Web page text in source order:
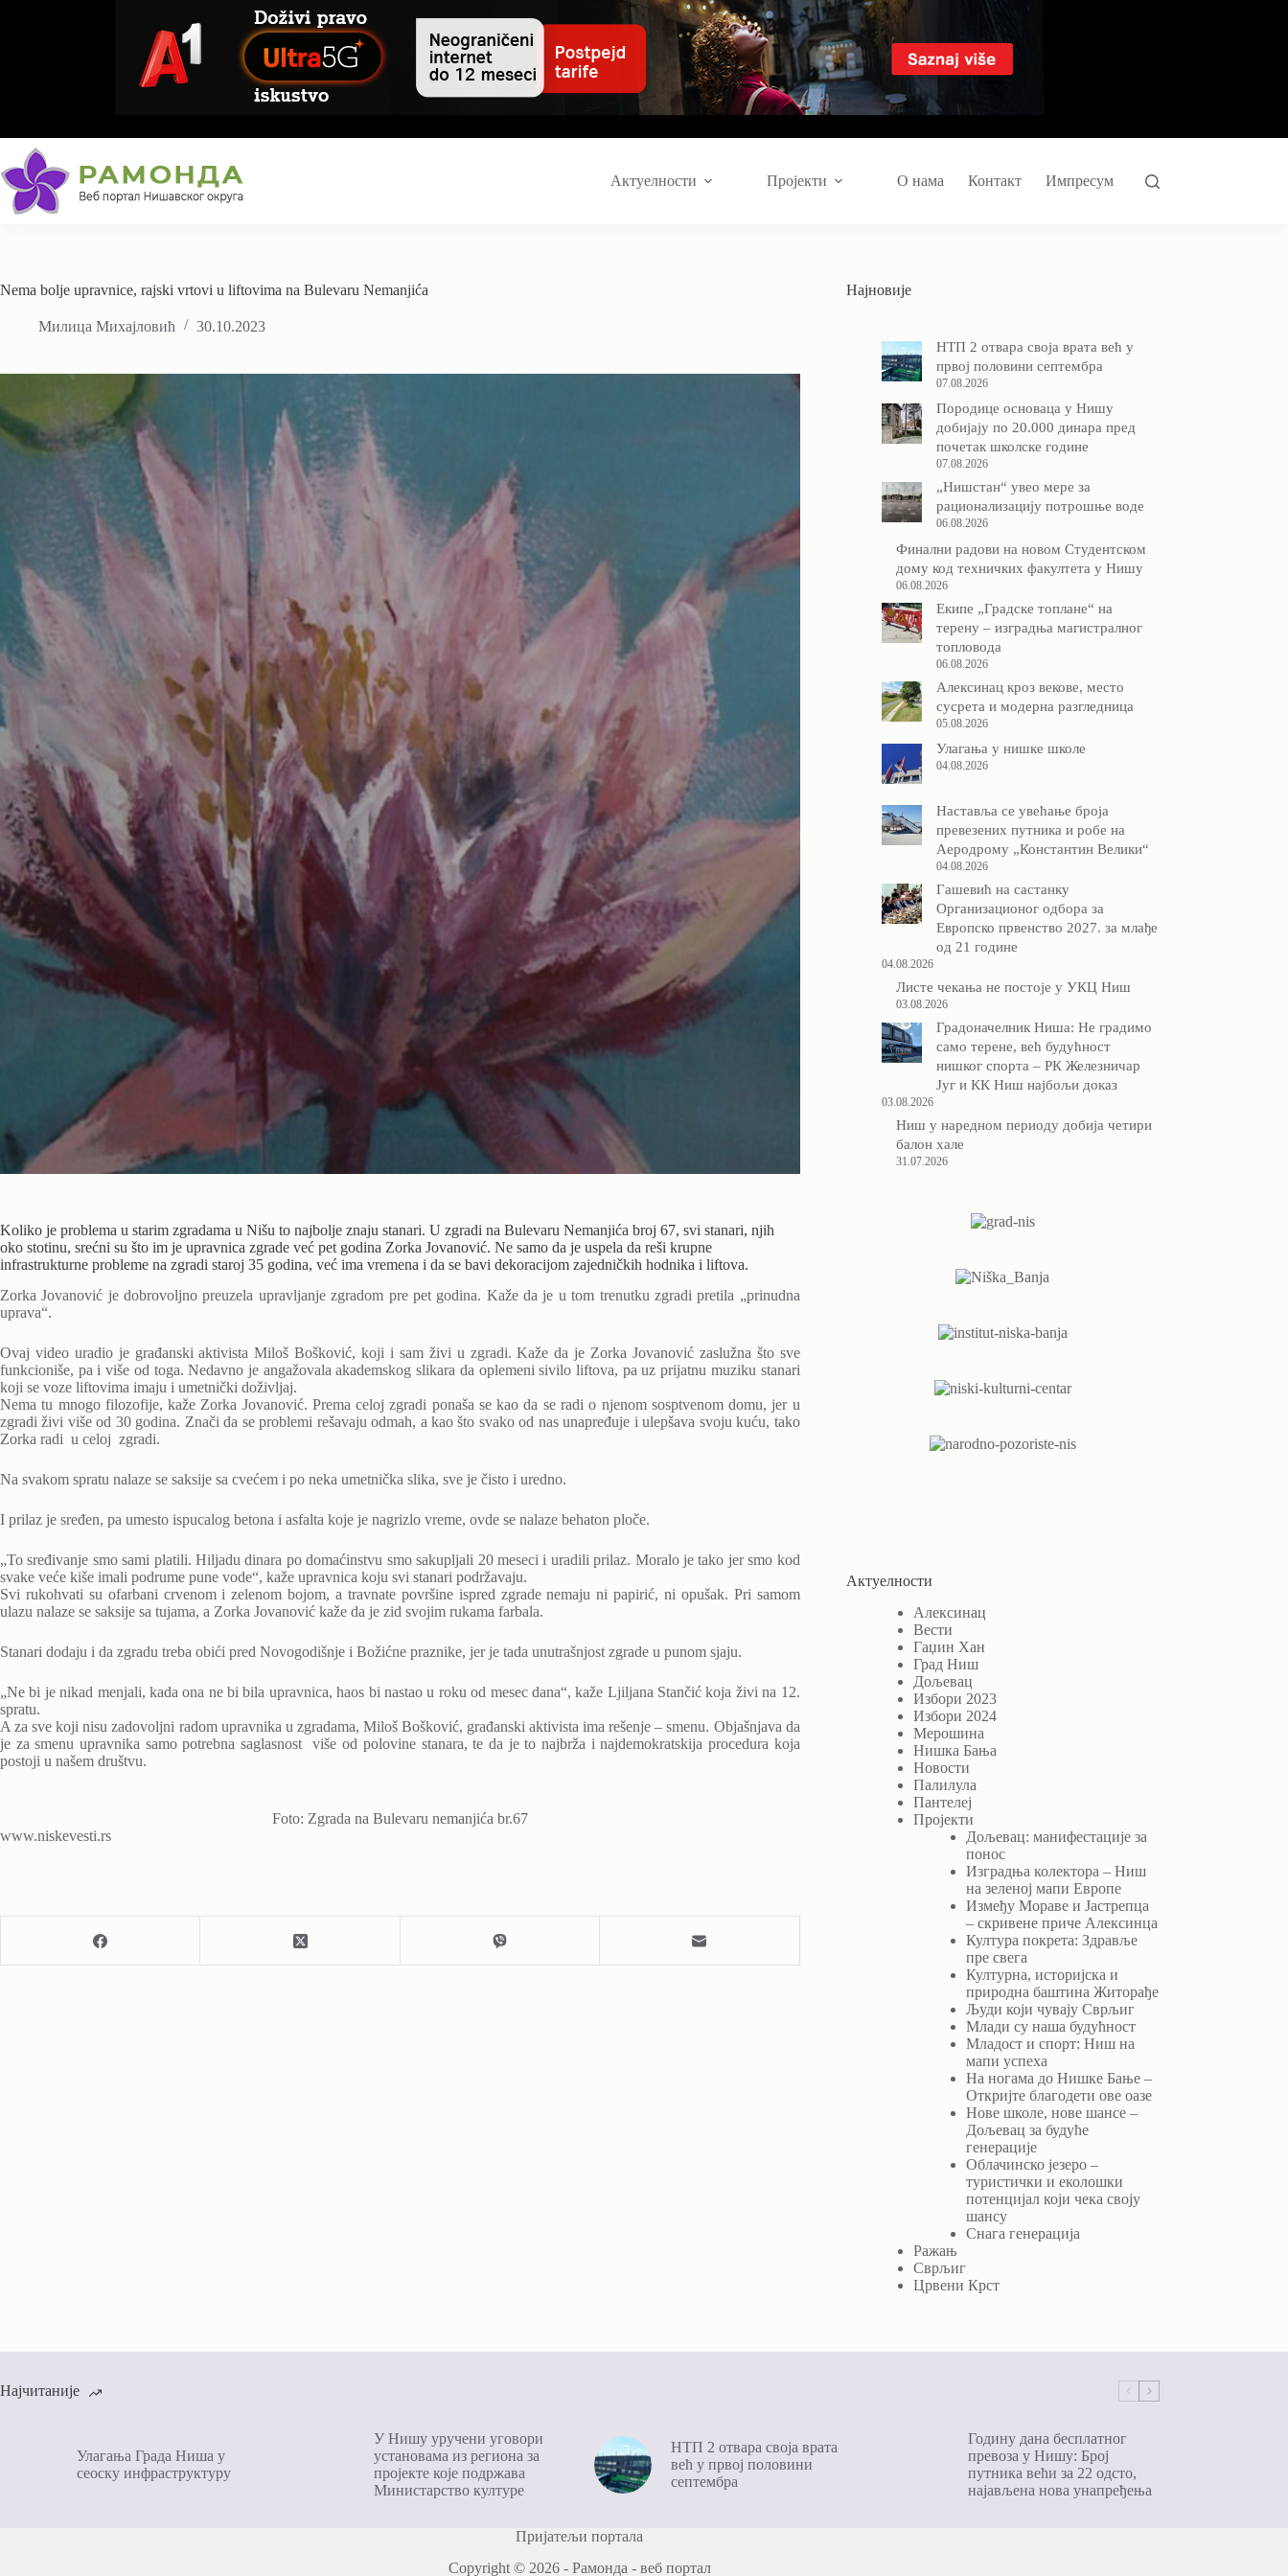
Актуелности Пројекти О нама Контакт Импресум
Nema bolje upravnice, rajski vrtovi u liftovima na Bulevaru Nemanjića
Милица Михајловић 30.10.2023
Koliko je problema u starim zgradama u Nišu to najbolje znaju stanari. U zgradi na Bulevaru Nemanjića broj 67, svi stanari, njih
oko stotinu, srećni su što im je upravnica zgrade već pet godina Zorka Jovanović. Ne samo da je uspela da reši krupne
infrastrukturne probleme na zgradi staroj 35 godina, već ima vremena i da se bavi dekoracijom zajedničkih hodnika i liftova.
Zorka Jovanović je dobrovoljno preuzela upravljanje zgradom pre pet godina. Kaže da je u tom trenutku zgradi pretila „prinudna
uprava“.
Ovaj video uradio je građanski aktivista Miloš Bošković, koji i sam živi u zgradi. Kaže da je Zorka Jovanović zaslužna što sve
funkcioniše, pa i više od toga. Nedavno je angažovala akademskog slikara da oplemeni sivilo liftova, pa uz prijatnu muziku stanari
koji se voze liftovima imaju i umetnički doživljaj.
Nema tu mnogo filozofije, kaže Zorka Jovanović. Prema celoj zgradi ponaša se kao da se radi o njenom sosptvenom domu, jer u
zgradi živi više od 30 godina. Znači da se problemi rešavaju odmah, a kao što svako od nas unapređuje i ulepšava svoju kuću, tako
Zorka radi u celoj zgradi.
Na svakom spratu nalaze se saksije sa cvećem i po neka umetnička slika, sve je čisto i uredno.
I prilaz je sređen, pa umesto ispucalog betona i asfalta koje je nagrizlo vreme, ovde se nalaze behaton ploče.
„To sređivanje smo sami platili. Hiljadu dinara po domaćinstvu smo sakupljali 20 meseci i uradili prilaz. Moralo je tako jer smo kod
svake veće kiše imali podrume pune vode“, kaže upravnica koju svi stanari podržavaju.
Svi rukohvati su ofarbani crvenom i zelenom bojom, a travnate površine ispred zgrade nemaju ni papirić, ni opušak. Pri samom
ulazu nalaze se saksije sa tujama, a Zorka Jovanović kaže da je zid svojim rukama farbala.
Stanari dodaju i da zgradu treba obići pred Novogodišnje i Božićne praznike, jer je tada unutrašnjost zgrade u punom sjaju.
„Ne bi je nikad menjali, kada ona ne bi bila upravnica, haos bi nastao u roku od mesec dana“, kaže Ljiljana Stančić koja živi na 12.
spratu.
A za sve koji nisu zadovoljni radom upravnika u zgradama, Miloš Bošković, građanski aktivista ima rešenje – smenu. Objašnjava da
je za smenu upravnika samo potrebna saglasnost više od polovine stanara, te da je to najbrža i najdemokratskija procedura koja
postoji u našem društvu.
Foto: Zgrada na Bulevaru nemanjića br.67
www.niskevesti.rs
Најновије
НТП 2 отвара своја врата већ у
првој половини септембра
07.08.2026
Породицe основаца у Нишу
добијају по 20.000 динара пред
почетак школске године
07.08.2026
„Нишстан“ увео мере за
рационализацију потрошње воде
06.08.2026
Финални радови на новом Студентском
дому код техничких факултета у Нишу
06.08.2026
Екипе „Градске топлане“ на
терену – изградња магистралног
топловода
06.08.2026
Алексинац кроз векове, место
сусрета и модерна разгледница
05.08.2026
Улагања у нишке школе
04.08.2026
Наставља се увећање броја
превезених путника и робе на
Аеродрому „Константин Велики“
04.08.2026
Гашевић на састанку
Организационог одбора за
Европско првенство 2027. за млађе
од 21 године
04.08.2026
Листе чекања не постоје у УКЦ Ниш
03.08.2026
Градоначелник Ниша: Не градимо
само терене, већ будућност
нишког спорта – РК Железничар
Југ и КК Ниш најбољи доказ
03.08.2026
Ниш у наредном периоду добија четири
балон хале
31.07.2026
Актуелности
Алексинац
Вести
Гаџин Хан
Град Ниш
Дољевац
Избори 2023
Избори 2024
Мерошина
Нишка Бања
Новости
Палилула
Пантелеј
Пројекти
Дољевац: манифестације за
понос
Изградња колектора – Ниш
на зеленој мапи Европе
Између Мораве и Јастрепца
– скривене приче Алексинца
Култура покрета: Здравље
пре свега
Културна, историјска и
природна баштина Житорађе
Људи који чувају Сврљиг
Млади су наша будућност
Младост и спорт: Ниш на
мапи успеха
На ногама до Нишке Бање –
Откријте благодети ове оазе
Нове школе, нове шансе –
Дољевац за будуће
генерације
Облачинско језеро –
туристички и еколошки
потенцијал који чека своју
шансу
Снага генерација
Ражањ
Сврљиг
Црвени Крст
Најчитаније
Улагања Града Ниша у
сеоску инфраструктуру
У Нишу уручени уговори
установама из региона за
пројекте којe подржава
Министарство културе
НТП 2 отвара своја врата
већ у првој половини
септембра
Годину дана бесплатног
превоза у Нишу: Број
путника већи за 22 одсто,
најављена нова унапређења
Пријатељи портала
Copyright © 2026 - Рамонда - веб портал